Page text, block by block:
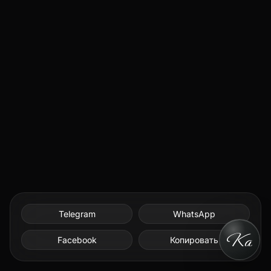
Telegram WhatsApp
Facebook Копировать